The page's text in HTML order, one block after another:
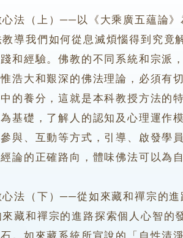
心法（上）──以《大乘廣五蘊論》
我們如何從息滅煩惱得到究竟解
和經驗。佛教的不同系統和宗派
浩大和艱深的佛法理論，必須有
的養分，這就是本科教授方法的
基礎，了解人的認知及心理運作
與、互動等方式，引導、啟發學
論的正確路向，體味佛法可以為
（下）──從如來藏和禪宗的進
和禪宗的進路探索個人心智的發